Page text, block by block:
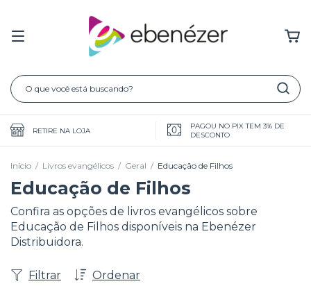
RETIRE NA LOJA
PAGOU NO PIX TEM 3% DE
DESCONTO
Início / Livros evangélicos / Geral / Educação de Filhos
Educação de Filhos
Confira as opções de livros evangélicos sobre
Educação de Filhos disponíveis na Ebenézer
Distribuidora.
Ordenar
Filtrar